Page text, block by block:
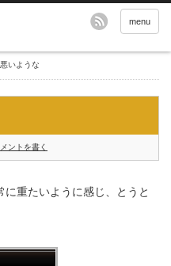
menu
いような
ントを書く
重たいように感じ、とうと